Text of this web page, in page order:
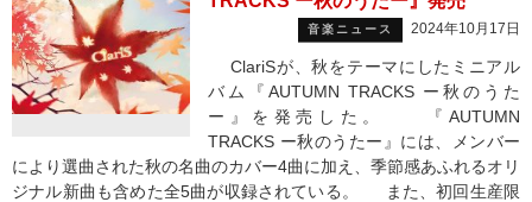
音楽ニュース 2024年10月17日
ClariSが、秋をテーマにしたミニアル
バム『AUTUMN TRACKS ー秋のうた
ー』を発売した。 『AUTUMN
TRACKS ー秋のうたー』には、メンバー
により選曲された秋の名曲のカバー4曲に加え、季節感あふれるオリ
ジナル新曲も含めた全5曲が収録されている。 また、初回生産限